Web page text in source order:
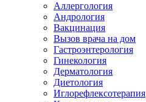
Аллергология
Андрология
Вакцинация
Вызов врача на дом
Гастроэнтерология
Гинекология
Дерматология
Диетология
Иглорефлексотерапия